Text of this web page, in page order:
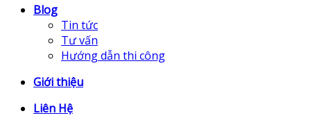
Blog
Tin tức
Tư vấn
Hướng dẫn thi công
Giới thiệu
Liên Hệ